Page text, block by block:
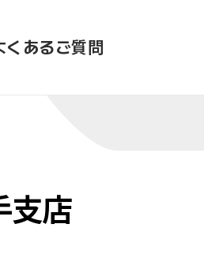
くあるご質問
支店